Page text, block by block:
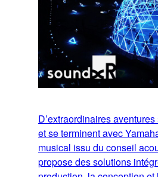
D’extraordinaires
et se terminent avec
musical issu du conseil
propose des solutions